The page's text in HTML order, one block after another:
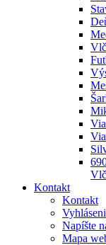
Kontakt
Kontakt
Napíšte
Mapa